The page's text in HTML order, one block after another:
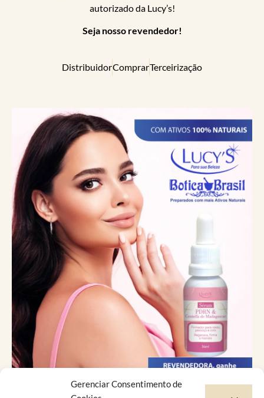
Gerenciar Consentimento de
autorizado da Lucy’s!
Seja nosso revendedor!
DistribuidorComprarTerceirização